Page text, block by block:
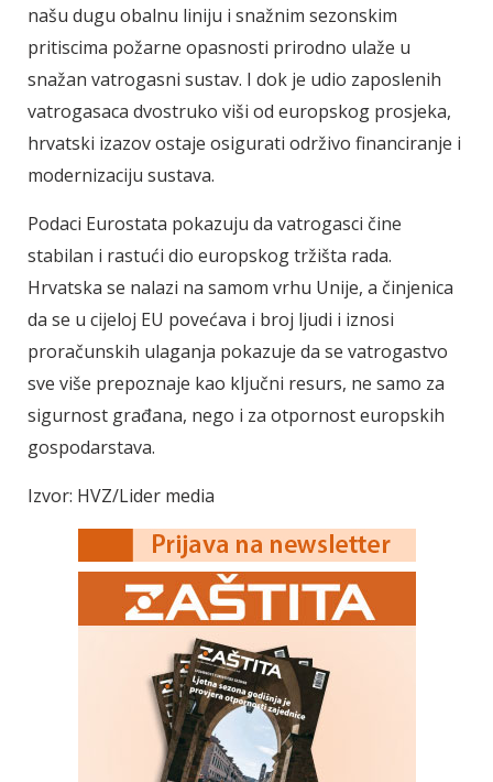
našu dugu obalnu liniju i snažnim sezonskim
pritiscima požarne opasnosti prirodno ulaže u
snažan vatrogasni sustav. I dok je udio zaposlenih
vatrogasaca dvostruko viši od europskog prosjeka,
hrvatski izazov ostaje osigurati održivo financiranje i
modernizaciju sustava.
Podaci Eurostata pokazuju da vatrogasci čine
stabilan i rastući dio europskog tržišta rada.
Hrvatska se nalazi na samom vrhu Unije, a činjenica
da se u cijeloj EU povećava i broj ljudi i iznosi
proračunskih ulaganja pokazuje da se vatrogastvo
sve više prepoznaje kao ključni resurs, ne samo za
sigurnost građana, nego i za otpornost europskih
gospodarstava.
Izvor: HVZ/Lider media